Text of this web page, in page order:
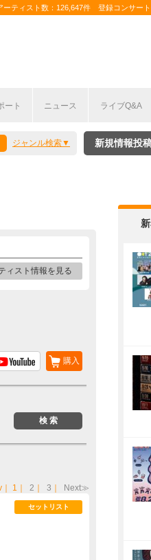
ーティスト数：126,647件 登録コンサー
ート ニュース ライブQ&A
ジャンル検索 新規情報投
ィスト情報を見る
購入
｜ 1 ｜ 2 ｜ 3 ｜ Next≫
セットリスト